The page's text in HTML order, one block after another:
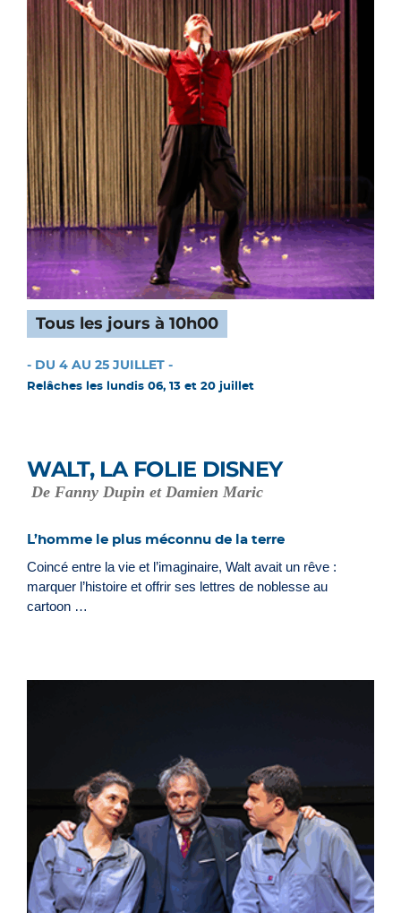
Tous les jours à 10h00
- DU 4 AU 25 JUILLET -
Relâches les lundis 06, 13 et 20 juillet
WALT, LA FOLIE DISNEY
De Fanny Dupin et Damien Maric
L’homme le plus méconnu de la terre
Coincé entre la vie et l’imaginaire, Walt avait un rêve :
marquer l’histoire et offrir ses lettres de noblesse au
cartoon …